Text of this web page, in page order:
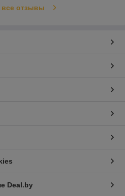
все отзывы
Deal.by